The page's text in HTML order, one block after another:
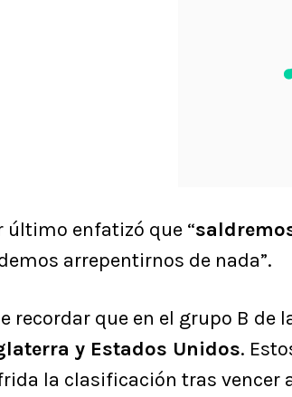
último enfatizó que “
arrepentirnos de nada”.
recordar que en el grupo B
y Estados Unidos.
la clasificación tras vencer